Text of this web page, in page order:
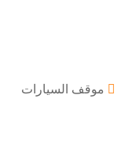
موقف السيارات